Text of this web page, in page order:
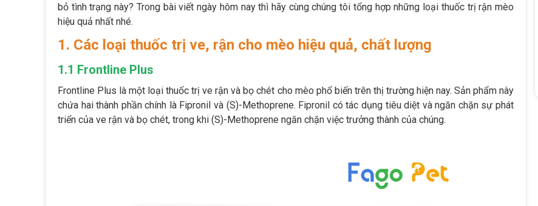
bỏ tình trạng này? Trong bài viết ngày hôm nay thì hãy cùng chúng tôi tổng hợp những loại thuốc trị rận mèo
hiệu quả nhất nhé.
1. Các loại thuốc trị ve, rận cho mèo hiệu quả, chất lượng
1.1 Frontline Plus
Frontline Plus là một loại thuốc trị ve rận và bọ chét cho mèo phổ biến trên thị trường hiện nay. Sản phẩm này
chứa hai thành phần chính là Fipronil và (S)-Methoprene. Fipronil có tác dụng tiêu diệt và ngăn chặn sự phát
triển của ve rận và bọ chét, trong khi (S)-Methoprene ngăn chặn việc trưởng thành của chúng.